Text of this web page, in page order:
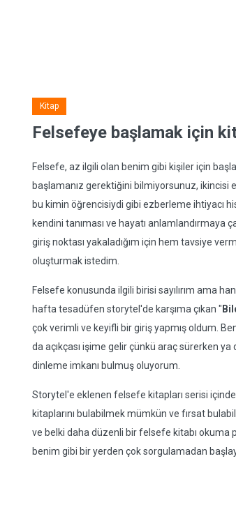
Kitap
Felsefeye başlamak için
Felsefe, az ilgili olan benim gibi kişiler için
başlamanız gerektiğini bilmiyorsunuz,
bu kimin öğrencisiydi gibi ezberleme ihtiyacı
kendini tanıması ve hayatı anlamlandırmaya
giriş noktası yakaladığım için hem tavsiye
oluşturmak istedim.
Felsefe konusunda ilgili birisi sayılırım ama
hafta tesadüfen storytel'de karşıma çıkan "
çok verimli ve keyifli bir giriş yapmış oldum.
da açıkçası işime gelir çünkü araç sürerken
dinleme imkanı bulmuş oluyorum.
Storytel'e eklenen felsefe kitapları serisi
kitaplarını bulabilmek mümkün ve fırsat
ve belki daha düzenli bir felsefe kitabı okuma
benim gibi bir yerden çok sorgulamadan